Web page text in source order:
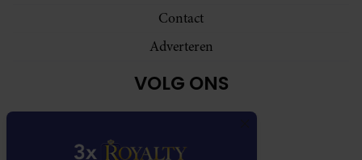
Contact
Adverteren
VOLG ONS